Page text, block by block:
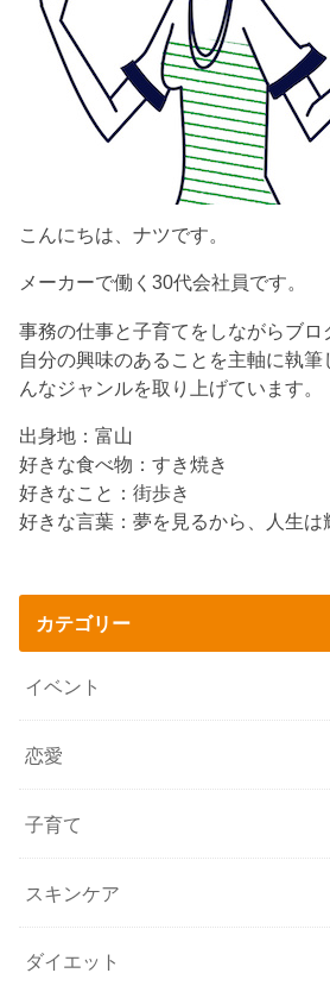
こんにちは、ナツです。
メーカーで働く30代会社員です。
事務の仕事と子育てをしながらブロ
自分の興味のあることを主軸に執筆
んなジャンルを取り上げています。
出身地：富山
好きな食べ物：すき焼き
好きなこと：街歩き
好きな言葉：夢を見るから、人生は
カテゴリー
イベント
恋愛
子育て
スキンケア
ダイエット